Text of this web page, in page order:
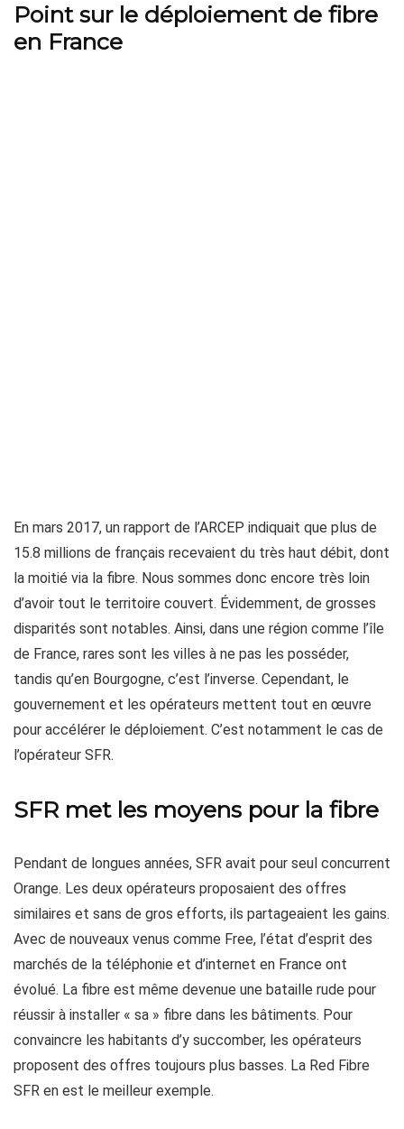
Point sur le déploiement de fibre
en France
En mars 2017, un rapport de l’ARCEP indiquait que plus de
15.8 millions de français recevaient du très haut débit, dont
la moitié via la fibre. Nous sommes donc encore très loin
d’avoir tout le territoire couvert. Évidemment, de grosses
disparités sont notables. Ainsi, dans une région comme l’île
de France, rares sont les villes à ne pas les posséder,
tandis qu’en Bourgogne, c’est l’inverse. Cependant, le
gouvernement et les opérateurs mettent tout en œuvre
pour accélérer le déploiement. C’est notamment le cas de
l’opérateur SFR.
SFR met les moyens pour la fibre
Pendant de longues années, SFR avait pour seul concurrent
Orange. Les deux opérateurs proposaient des offres
similaires et sans de gros efforts, ils partageaient les gains.
Avec de nouveaux venus comme Free, l’état d’esprit des
marchés de la téléphonie et d’internet en France ont
évolué. La fibre est même devenue une bataille rude pour
réussir à installer « sa » fibre dans les bâtiments. Pour
convaincre les habitants d’y succomber, les opérateurs
proposent des offres toujours plus basses. La Red Fibre
SFR en est le meilleur exemple.